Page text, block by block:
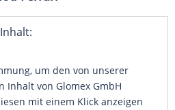
um den von unserer
Inhalt von Glomex GmbH
mit einem Klick anzeigen